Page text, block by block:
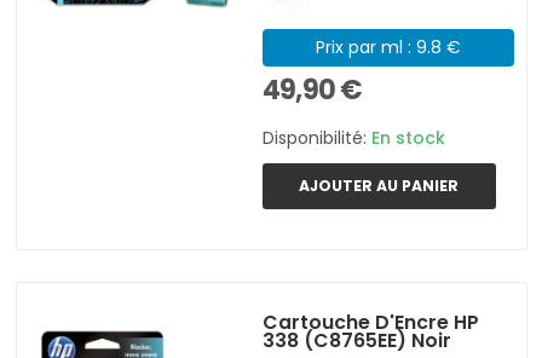
Prix par ml : 9.8 €
49,90 €
Disponibilité: En stock
AJOUTER AU PANIER
Cartouche D'Encre HP
338 (C8765EE) Noir